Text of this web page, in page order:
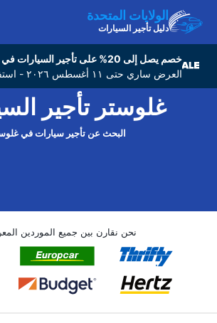
الولايات المتحدة
دليل تأجير السيارات
خصم يصل إلى 20% على تأجير السيارات في جميع أنحاء العالم
العرض ساري حتى ١١ أغسطس ٢٠٢٦ - استفد منه اليوم!
غلوستر تأجير
البحث عن تأجير سيارات في
نحن نقارن بين جميع الموردين